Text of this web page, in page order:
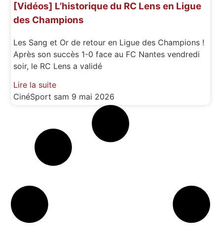
[Vidéos] L’historique du RC Lens en Ligue
des Champions
Les Sang et Or de retour en Ligue des Champions !
Après son succès 1-0 face au FC Nantes vendredi
soir, le RC Lens a validé
Lire la suite
CinéSport sam 9 mai 2026